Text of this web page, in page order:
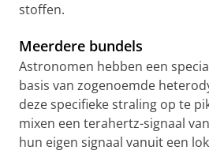
stoffen.
Meerdere bundels
Astronomen hebben een
basis van zogenoemde
deze specifieke straling op te
mixen een terahertz-signaal
hun eigen signaal vanuit een